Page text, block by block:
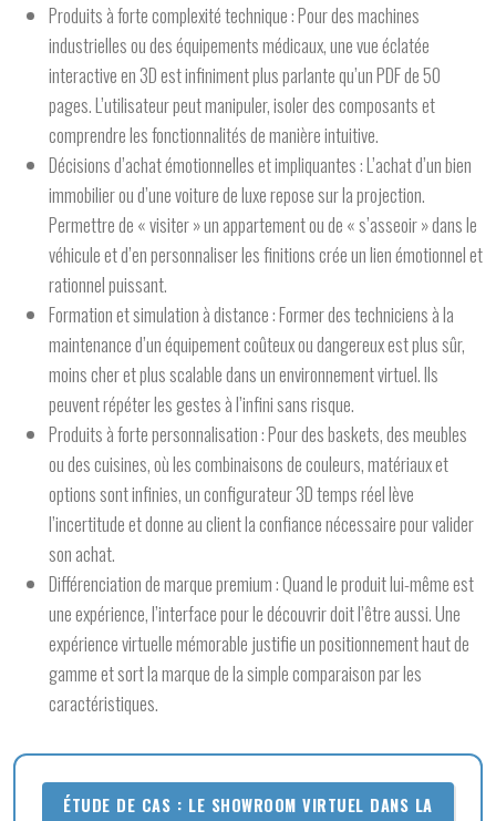
Produits à forte complexité technique :Pour des machines
industrielles ou des équipements médicaux, une vue éclatée
interactive en 3D est infiniment plus parlante qu’un PDF de 50
pages. L’utilisateur peut manipuler, isoler des composants et
comprendre les fonctionnalités de manière intuitive.
Décisions d’achat émotionnelles et impliquantes :L’achat d’un bien
immobilier ou d’une voiture de luxe repose sur la projection.
Permettre de « visiter » un appartement ou de « s’asseoir » dans le
véhicule et d’en personnaliser les finitions crée un lien émotionnel et
rationnel puissant.
Formation et simulation à distance :Former des techniciens à la
maintenance d’un équipement coûteux ou dangereux est plus sûr,
moins cher et plus scalable dans un environnement virtuel. Ils
peuvent répéter les gestes à l’infini sans risque.
Produits à forte personnalisation :Pour des baskets, des meubles
ou des cuisines, où les combinaisons de couleurs, matériaux et
options sont infinies, un configurateur 3D temps réel lève
l’incertitude et donne au client la confiance nécessaire pour valider
son achat.
Différenciation de marque premium :Quand le produit lui-même est
une expérience, l’interface pour le découvrir doit l’être aussi. Une
expérience virtuelle mémorable justifie un positionnement haut de
gamme et sort la marque de la simple comparaison par les
caractéristiques.
ÉTUDE DE CAS : LE SHOWROOM VIRTUEL DANS LA